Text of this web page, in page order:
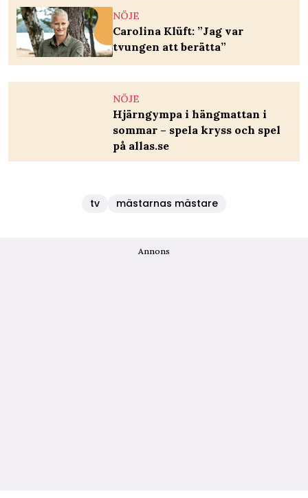
NÖJE
Carolina Klüft: ”Jag var
tvungen att berätta”
NÖJE
Hjärngympa i hängmattan i
sommar – spela kryss och spel
på allas.se
tv mästarnas mästare
Annons